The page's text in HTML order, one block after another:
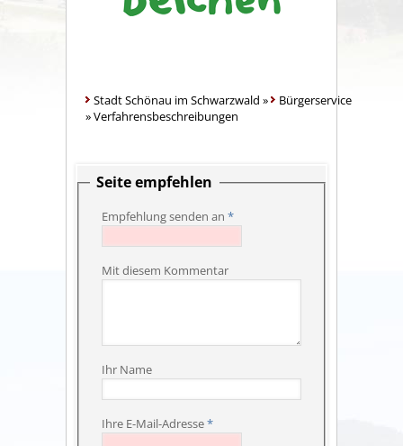
Stadt Schönau im Schwarzwald »
Bürgerservice
»Verfahrensbeschreibungen
Seite empfehlen
Empfehlung senden an *
Mit diesem Kommentar
Ihr Name
Ihre E-Mail-Adresse*